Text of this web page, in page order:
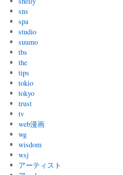
sns
spa
studio
suumo
tbs
the
tips
tokio
tokyo
trust
tv
web漫画
wg
wisdom
wsj
アーティスト